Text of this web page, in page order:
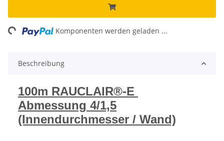
Komponenten werden geladen ...
Beschreibung
100m RAUCLAIR®-E
Abmessung 4/1,5
(Innendurchmesser / Wand)